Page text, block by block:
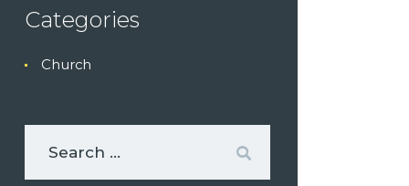
Categories
Church